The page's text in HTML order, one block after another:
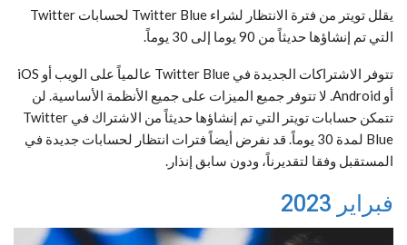
يقلل تويتر من فترة الانتظار لشراء Twitter Blue لحسابات Twitter
التي تم إنشاؤها حديثاً من 90 يوما إلى 30 يوماً.
تتوفر الاشتراكات الجديدة في Twitter Blue عالمياً على الويب أو iOS
أو Android. لا تتوفر جميع الميزات على جميع الأنظمة الأساسية. لن
تتمكن حسابات تويتر التي تم إنشاؤها حديثاً من الاشتراك في Twitter
Blue لمدة 30 يوماً. قد نفرض أيضاً فترات انتظار لحسابات جديدة في
المستقبل وفقا لتقديرناً، ودون سابق إنذار.
فبراير 2023